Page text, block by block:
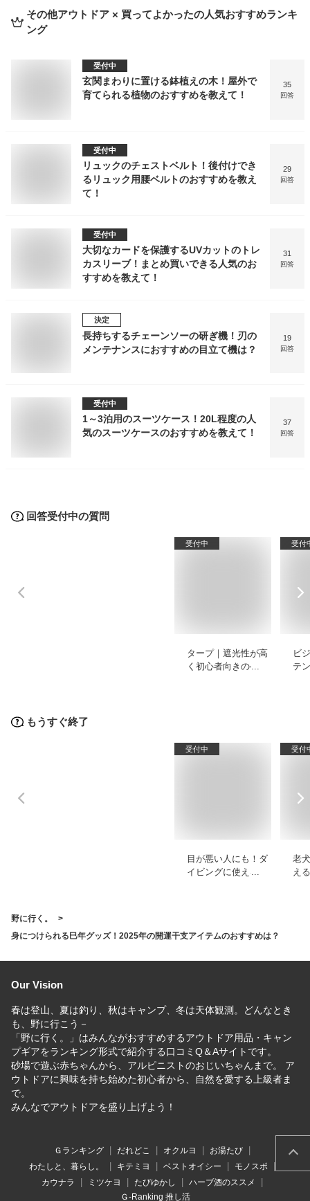
その他アウトドア × 買ってよかったの人気おすすめランキ
ング
受付中
玄関まわりに置ける鉢植えの木！屋外で
育てられる植物のおすすめを教えて！
35
回答
受付中
リュックのチェストベルト！後付けでき
るリュック用腰ベルトのおすすめを教え
て！
29
回答
受付中
大切なカードを保護するUVカットのトレ
カスリーブ！まとめ買いできる人気のお
すすめを教えて！
31
回答
決定
長持ちするチェーンソーの研ぎ機！刃の
メンテナンスにおすすめの目立て機は？
19
回答
受付中
1～3泊用のスーツケース！20L程度の人
気のスーツケースのおすすめを教えて！
37
回答
回答受付中の質問
受付中
タープ｜遮光性が高
く初心者向きのヘキ
受付
ビ
テ
もうすぐ終了
受付中
目が悪い人にも！ダ
イビングに使える度
受付
老
え
野に行く。
身につけられる巳年グッズ！2025年の開運干支アイテムのおすすめは？
Our Vision
春は登山、夏は釣り、秋はキャンプ、冬は天体観測。どんなとき
も、野に行こう－
「野に行く。」はみんながおすすめするアウトドア用品・キャン
プギアをランキング形式で紹介する口コミQ＆Aサイトです。
砂場で遊ぶ赤ちゃんから、アルピニストのおじいちゃんまで。 ア
ウトドアに興味を持ち始めた初心者から、自然を愛する上級者ま
で。
みんなでアウトドアを盛り上げよう！
Ｇランキング だれどこ オクルヨ
お湯たび
わたしと、暮らし。
キテミヨ ベストオイシー
モノスポ
カウナラ
ミツケヨ たびゆかし
ハーブ酒のススメ
Ｇ-Ranking 推し活